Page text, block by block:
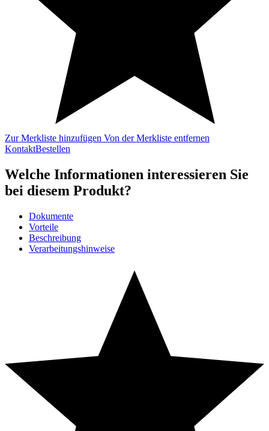
Zur Merkliste hinzufügen Von der Merkliste entfernen
KontaktBestellen
Welche Informationen interessieren Sie
bei diesem Produkt?
Dokumente
Vorteile
Beschreibung
Verarbeitungshinweise